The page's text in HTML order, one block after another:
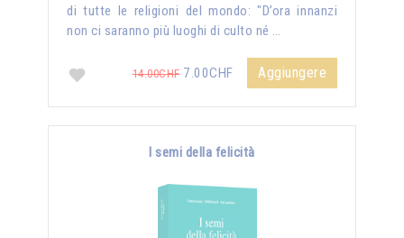
di tutte le religioni del mondo: "D’ora innanzi
non ci saranno più luoghi di culto né …
14.00CHF7.00CHF Aggiungere
I semi della felicità